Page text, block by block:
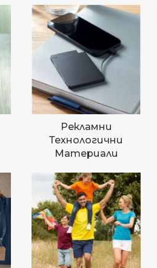
Рекламни
Технологични
Материали